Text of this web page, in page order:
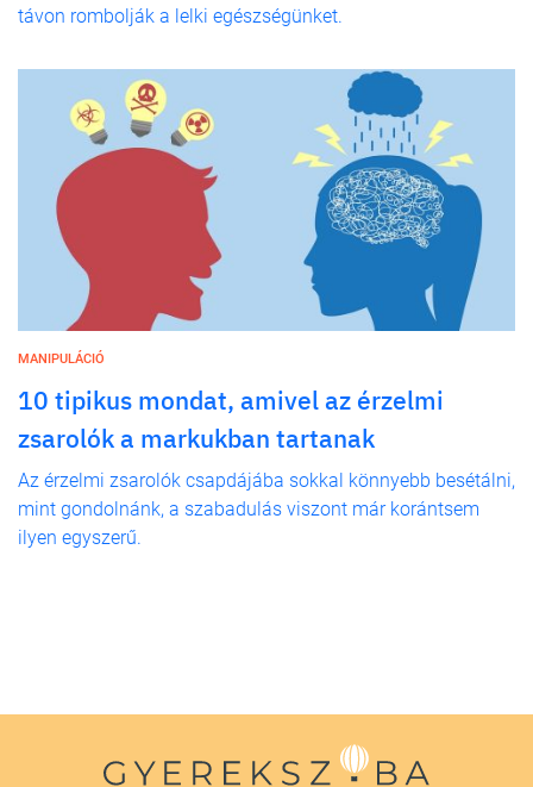
távon rombolják a lelki egészségünket.
MANIPULÁCIÓ
10 tipikus mondat, amivel az érzelmi
zsarolók a markukban tartanak
Az érzelmi zsarolók csapdájába sokkal könnyebb besétálni,
mint gondolnánk, a szabadulás viszont már korántsem
ilyen egyszerű.